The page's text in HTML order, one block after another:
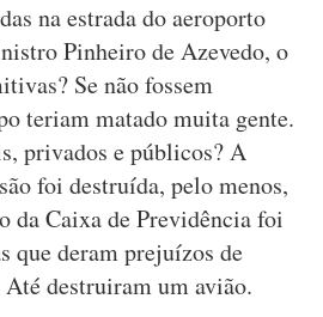
na estrada do aeroporto
Pinheiro de Azevedo, o
Se não fossem
teriam matado muita gente.
privados e públicos? A
foi destruída, pelo menos,
da Caixa de Previdência foi
que deram prejuízos de
destruiram um avião.